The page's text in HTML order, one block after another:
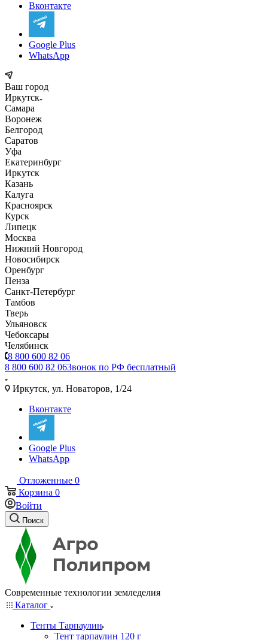
Вконтакте
Google Plus
WhatsApp
Ваш город
Иркутск
Самара
Воронеж
Белгород
Саратов
Уфа
Екатеринбург
Иркутск
Казань
Калуга
Красноярск
Курск
Липецк
Москва
Нижний Новгород
Новосибирск
Оренбург
Пенза
Санкт-Петербург
Тамбов
Тверь
Ульяновск
Чебоксары
Челябинск
8 800 600 82 06
8 800 600 82 06Звонок по РФ бесплатный
Иркутск, ул. Новаторов, 1/24
Вконтакте
Google Plus
WhatsApp
Отложенные 0
Корзина 0
Войти
Поиск
Современные технологии земледелия
Каталог
Тенты Тарпаулин
Тент тарпаулин 120 г